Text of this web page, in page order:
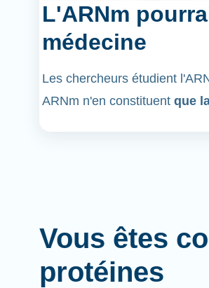
L'ARNm
médecine
Les chercheurs étudient
ARNm n'en constituent que
Vous êtes
protéines